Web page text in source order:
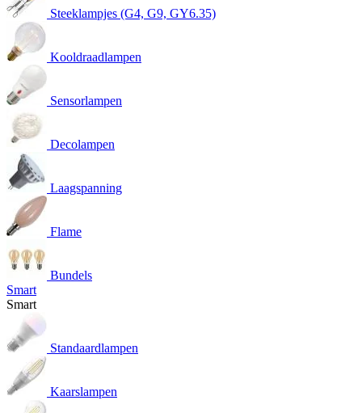
Steeklampjes (G4, G9, GY6.35)
Kooldraadlampen
Sensorlampen
Decolampen
Laagspanning
Flame
Bundels
Smart
Smart
Standaardlampen
Kaarslampen